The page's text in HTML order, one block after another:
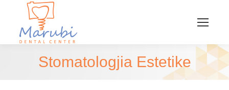
Stomatologjia Estetike
You are here: